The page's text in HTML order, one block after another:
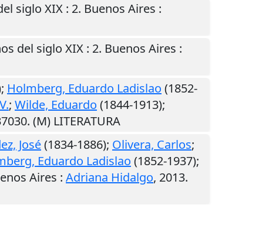
siglo XIX : 2. Buenos Aires :
del siglo XIX : 2. Buenos Aires :
Holmberg, Eduardo Ladislao (1852-
; Wilde, Eduardo (1844-1913);
(M) LITERATURA
José(1834-1886); Olivera, Carlos;
Eduardo Ladislao (1852-1937);
Aires : Adriana Hidalgo, 2013.